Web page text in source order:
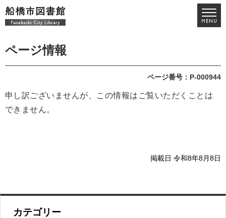
ページ情報
ページ番号：P-000944
申し訳ございませんが、この情報はご覧いただくことは
できません。
掲載日 令和8年8月8日
カテゴリー